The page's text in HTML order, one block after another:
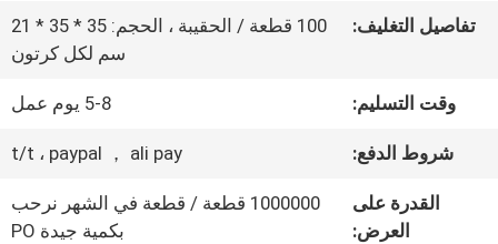
ضبط
اتصل
تفاصيل التغليف:
100 قطعة / الحقيبة ، الحجم: 35 * 35 * 21
سم لكل كرتون
وقت التسليم: 5-8 يوم عمل
شروط الدفع: t/t ، paypal ， ali pay
القدرة على
العرض:
1000000 قطعة / قطعة في الشهر نرحب
بكمية جيدة PO